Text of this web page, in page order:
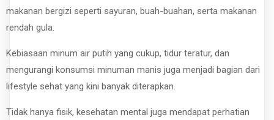
makanan bergizi seperti sayuran, buah-buahan, serta makanan
rendah gula.
Kebiasaan minum air putih yang cukup, tidur teratur, dan
mengurangi konsumsi minuman manis juga menjadi bagian dari
lifestyle sehat yang kini banyak diterapkan.
Tidak hanya fisik, kesehatan mental juga mendapat perhatian